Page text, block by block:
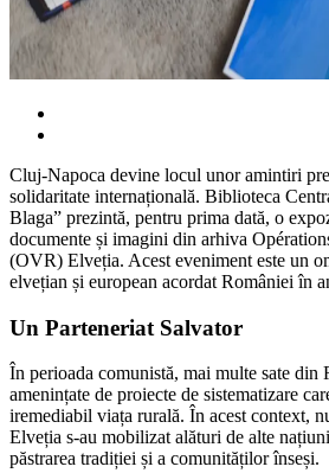
Cluj-Napoca devine locul unor amintiri
solidaritate internațională. Biblioteca
Blaga” prezintă, pentru prima dată, o
documente și imagini din arhiva
(OVR) Elveția. Acest eveniment este un
elvețian și european acordat României în
Un Parteneriat Salvator
În perioada comunistă, mai multe sate din
amenințate de proiecte de sistematizare
iremediabil viața rurală. În acest context,
Elveția s-au mobilizat alături de alte
păstrarea tradiției și a comunităților înseși.